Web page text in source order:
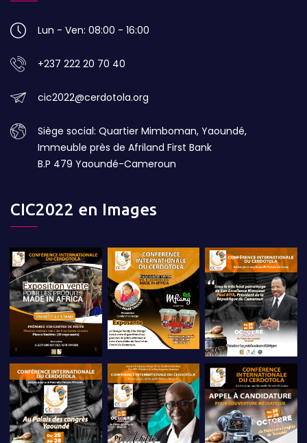
Lun - Ven: 08:00 - 16:00
+237 222 20 70 40
cic2022@cerdotola.org
Siège social: Quartier Mimboman, Yaoundé,
Immeuble près de Afriland First Bank
B.P 479 Yaoundé-Cameroun
CIC2022 en Images